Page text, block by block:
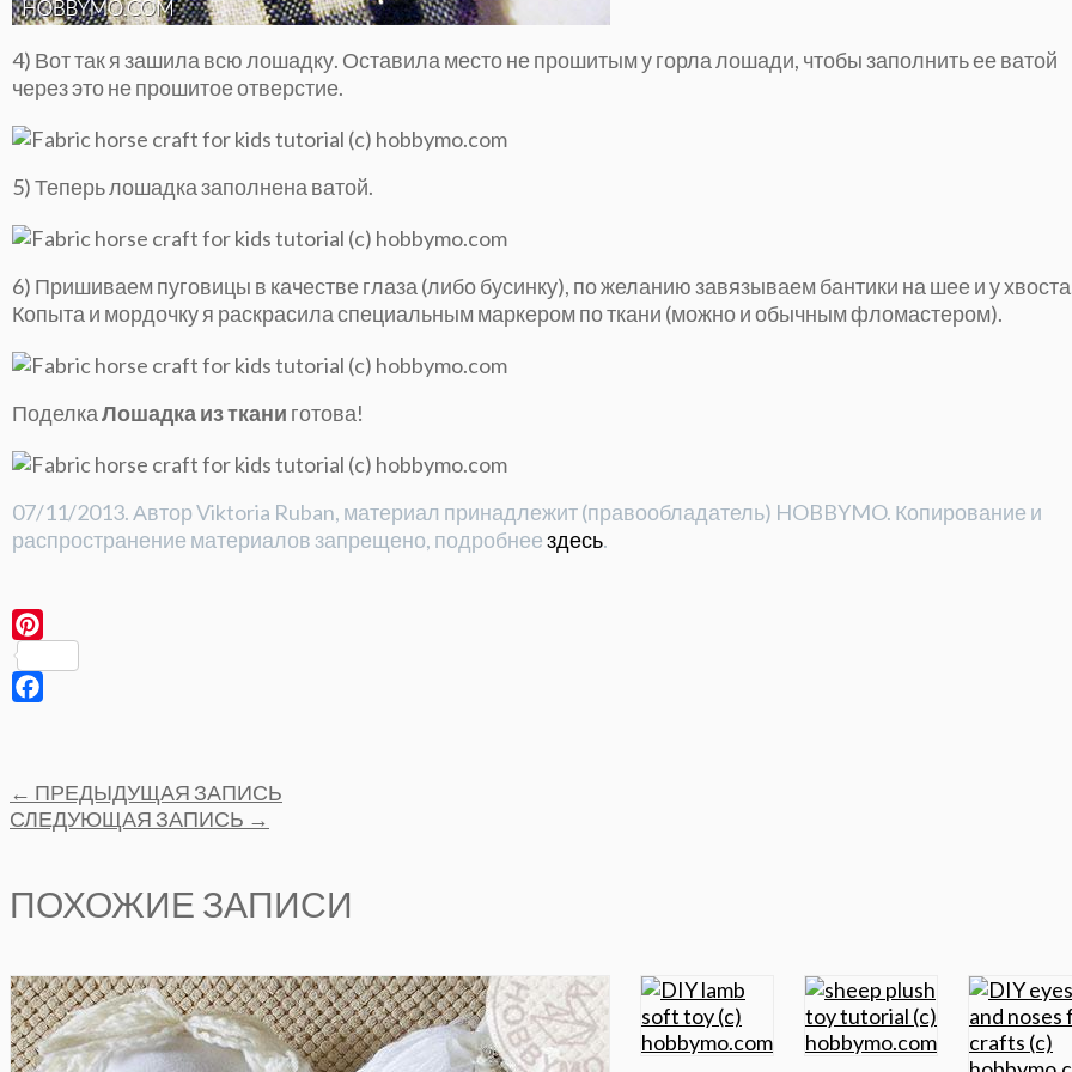
4) Вот так я зашила всю лошадку. Оставила место не прошитым у горла лошади, чтобы заполнить ее ватой
через это не прошитое отверстие.
5) Теперь лошадка заполнена ватой.
6) Пришиваем пуговицы в качестве глаза (либо бусинку), по желанию завязываем бантики на шее и у
Копыта и мордочку я раскрасила специальным маркером по ткани (можно и обычным фломастером).
ПоделкаЛошадка из ткани готова!
07/11/2013. Автор Viktoria Ruban, материал принадлежит (правообладатель) HOBBYMO. Копирование и
распространение материалов запрещено, подробнеездесь.
Post
navigation
← ПРЕДЫДУЩАЯ ЗАПИСЬ
СЛЕДУЮЩАЯ ЗАПИСЬ →
ПОХОЖИЕ ЗАПИСИ